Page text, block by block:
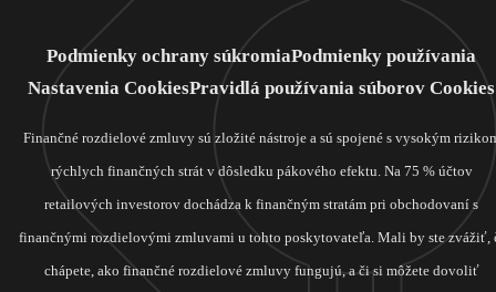
Podmienky ochrany súkromiaPodmienky používania
Nastavenia CookiesPravidlá používania súborov Cookies
Finančné rozdielové zmluvy sú zložité nástroje a sú spojené s vysokým
rýchlych finančných strát v dôsledku pákového efektu. Na 75 % účtov
retailových investorov dochádza k finančným stratám pri obchodovaní s
finančnými rozdielovými zmluvami u tohto poskytovateľa. Mali by ste zvážiť,
chápete, ako finančné rozdielové zmluvy fungujú, a či si môžete dovoliť